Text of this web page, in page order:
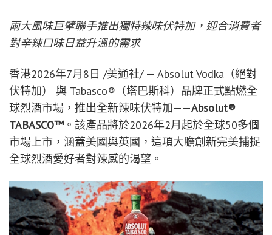
兩大風味巨擘聯手推出獨特辣味伏特加，迎合消費者
對辛辣口味日益升溫的需求
香港2026年7月8日 /美通社/ — Absolut Vodka（絕對
伏特加） 與 Tabasco®（塔巴斯科）品牌正式點燃全
球烈酒市場，推出全新辣味伏特加——Absolut®
TABASCO™ 。該產品將於2026年2月起於全球50多個
市場上市，涵蓋美國與英國，這項大膽創新完美捕捉
全球烈酒愛好者對辣感的渴望。